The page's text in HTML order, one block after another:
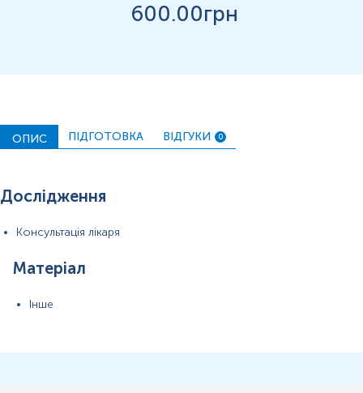
600.00грн
ОПИС ПІДГОТОВКА ВІДГУКИ 0
Дослідження
Консультація лікаря
Матеріал
Інше